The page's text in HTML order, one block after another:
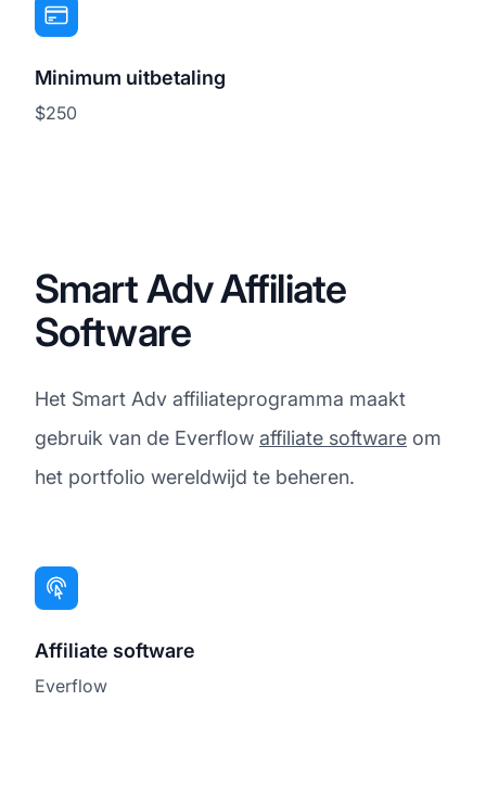
Minimum uitbetaling
$250
Smart Adv Affiliate
Software
Het Smart Adv affiliateprogramma maakt
gebruik van de Everflow affiliate software om
het portfolio wereldwijd te beheren.
Affiliate software
Everflow